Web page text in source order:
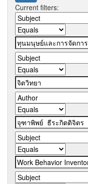
Current filters: